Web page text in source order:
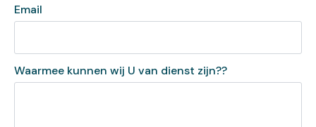
Email
Waarmee kunnen wij U van dienst zijn??